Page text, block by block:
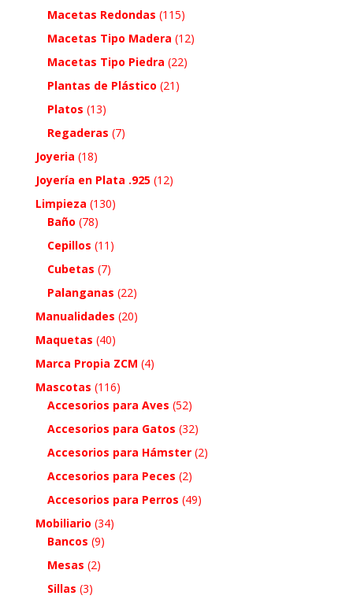
Macetas Redondas (115)
Macetas Tipo Madera (12)
Macetas Tipo Piedra (22)
Plantas de Plástico (21)
Platos (13)
Regaderas (7)
Joyeria (18)
Joyería en Plata .925 (12)
Limpieza (130)
Baño (78)
Cepillos (11)
Cubetas (7)
Palanganas (22)
Manualidades (20)
Maquetas (40)
Marca Propia ZCM (4)
Mascotas (116)
Accesorios para Aves (52)
Accesorios para Gatos (32)
Accesorios para Hámster (2)
Accesorios para Peces (2)
Accesorios para Perros (49)
Mobiliario (34)
Bancos (9)
Mesas (2)
Sillas (3)